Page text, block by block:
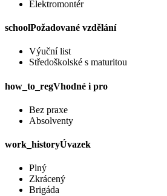
Elektromontér
schoolPožadované vzdělání
Výuční list
Středoškolské s maturitou
how_to_regVhodné i pro
Bez praxe
Absolventy
work_historyÚvazek
Plný
Zkrácený
Brigáda